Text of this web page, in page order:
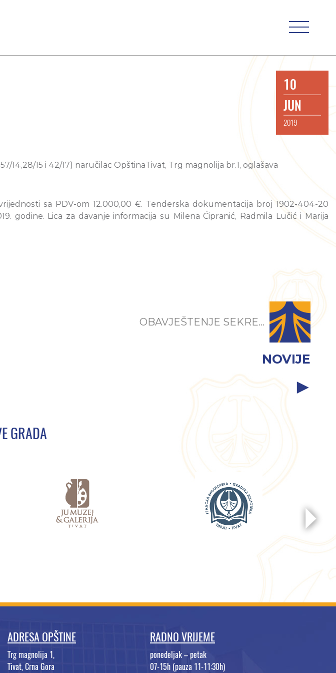
10
JUN
2019
14,28/15 i 42/17) naručilac OpštinaTivat, Trg magnolija br.1, oglašava
sa PDV-om 12.000,00 €. Tenderska dokumentacija broj 1902-404-20
godine. Lica za davanje informacija su Milena Ćipranić, Radmila Lučić i Marija
OBAVJEŠTENJE SEKRE...
NOVIJE
GRADA
ADRESA OPŠTINE
Trg magnolija 1,
Tivat, Crna Gora
RADNO VRIJEME
ponedeljak – petak
07-15h (pauza 11-11:30h)